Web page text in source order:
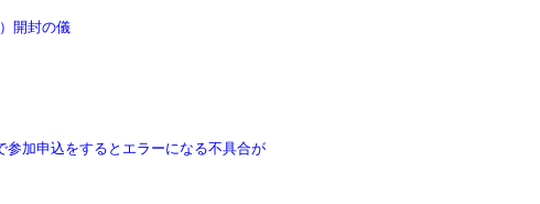
開封の儀
加申込をするとエラーになる不具合が